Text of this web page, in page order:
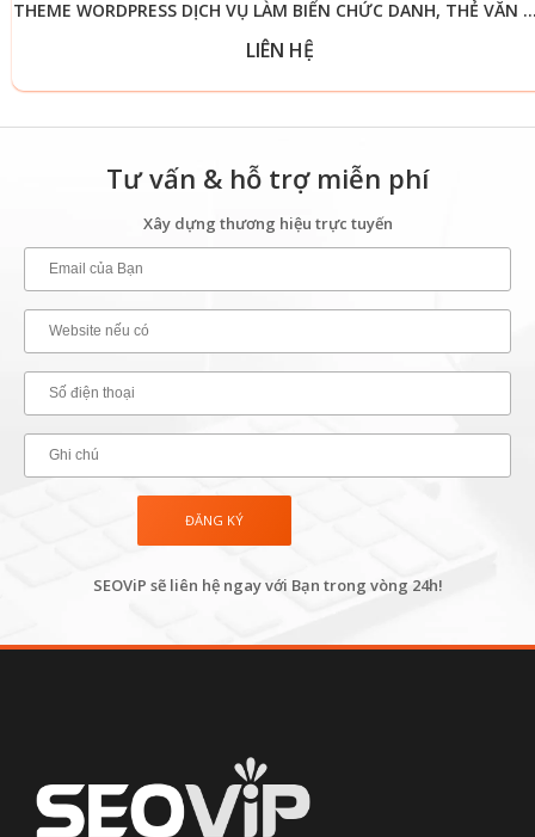
THEME WORDPRESS DỊCH VỤ LÀM
LIÊN HỆ
Tư vấn & hỗ trợ miễn phí
Xây dựng thương hiệu trực tuyến
SEOViP sẽ liên hệ ngay với Bạn trong vòng 24h!